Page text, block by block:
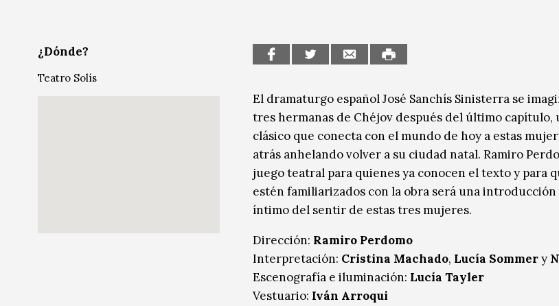
Sin categoríaSin categoría
El dramaturgo español José Sanchís Sinisterra se
tres hermanas de Chéjov después del último
clásico que conecta con el mundo de hoy a estas
atrás anhelando volver a su ciudad natal. Ramiro
juego teatral para quienes ya conocen el texto y para
estén familiarizados con la obra será una introducción
íntimo del sentir de estas tres mujeres.
Dirección: Ramiro Perdomo
Interpretación: Cristina Machado, Lucía Sommery
Escenografía e iluminación: Lucía Tayler
Vestuario: Iván Arroqui
¿Dónde?
Teatro Solís